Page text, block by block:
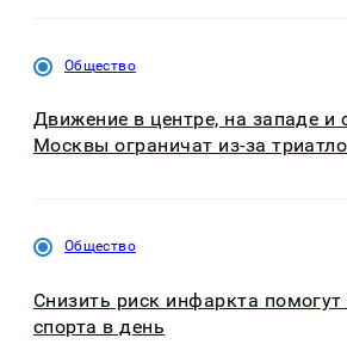
Общество
Движение в центре, на западе и
Москвы ограничат из-за
Общество
Снизить риск инфаркта
спорта в день